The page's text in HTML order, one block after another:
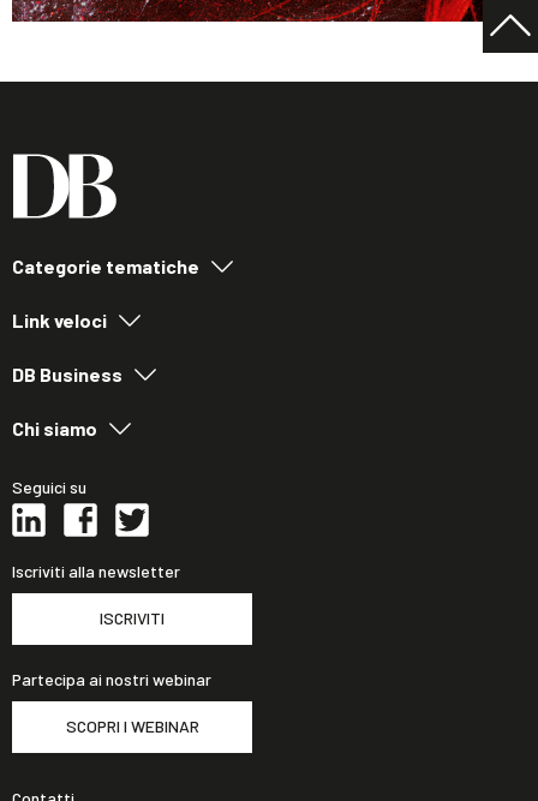
Categorie tematiche
Link veloci
DB Business
Chi siamo
Seguici su
Iscriviti alla newsletter
ISCRIVITI
Partecipa ai nostri webinar
SCOPRI I WEBINAR